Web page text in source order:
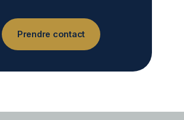
Prendre contact